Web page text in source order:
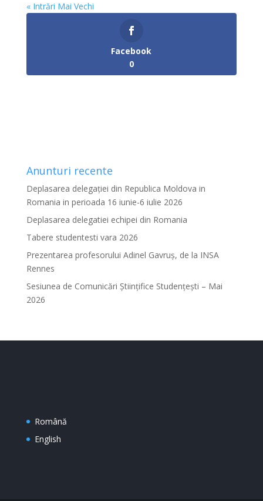
« Intrări Mai Vechi
Facebook
0
Anunturi recente
Deplasarea delegației din Republica Moldova in
Romania in perioada 16 iunie-6 iulie 2026
Deplasarea delegatiei echipei din Romania
Tabere studentesti vara 2026
Prezentarea profesorului Adinel Gavruș, de la INSA
Rennes
Sesiunea de Comunicări Științifice Studențești – Mai
2026
Română
English